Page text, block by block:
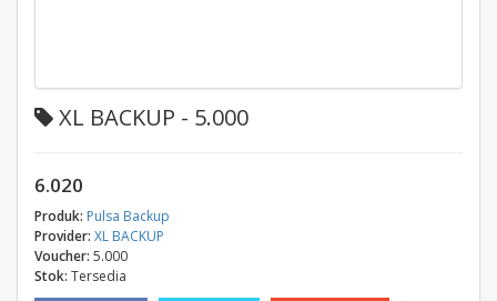
XL BACKUP - 5.000
6.020
Produk: Pulsa Backup
Provider: XL BACKUP
Voucher: 5.000
Stok: Tersedia